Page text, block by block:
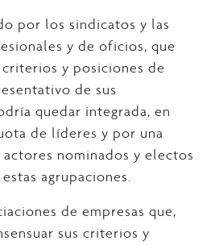
por los sindicatos y las
y de oficios, que
criterios y posiciones de
de sus
quedar integrada, en
de líderes y por una
nominados y electos
agrupaciones.
de empresas que,
sus criterios y